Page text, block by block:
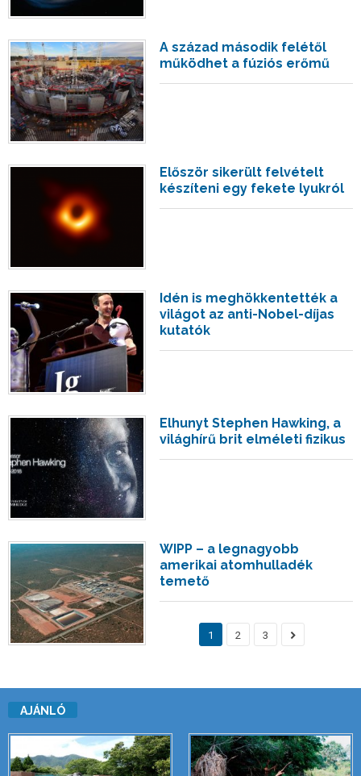
A század második felétől
működhet a fúziós erőmű
Először sikerült felvételt
készíteni egy fekete lyukról
Idén is meghökkentették a
világot az anti-Nobel-díjas
kutatók
Elhunyt Stephen Hawking, a
világhírű brit elméleti fizikus
WIPP – a legnagyobb
amerikai atomhulladék
temető
1 2 3
AJÁNLÓ